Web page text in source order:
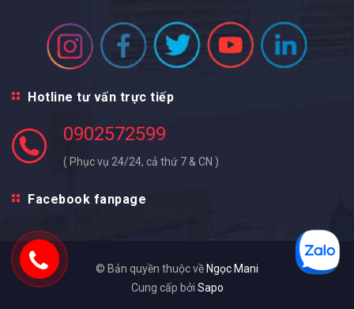
Hotline tư vấn trực tiếp
0902572599
( Phục vụ 24/24, cả thứ 7 & CN )
Facebook fanpage
© Bản quyền thuộc về Ngọc Mani
Cung cấp bởi Sapo